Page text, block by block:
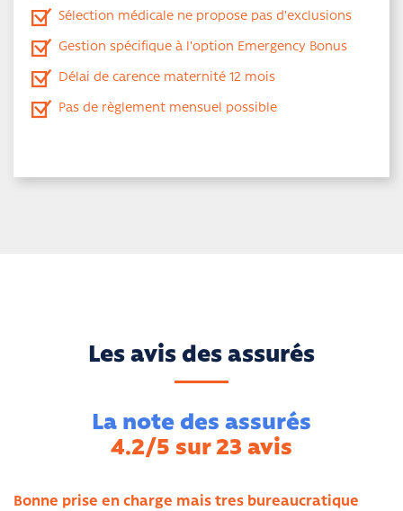
Sélection médicale ne propose pas d'exclusions
Gestion spécifique à l'option Emergency Bonus
Délai de carence maternité 12 mois
Pas de règlement mensuel possible
Les avis des assurés
La note des assurés
4.2/5 sur 23 avis
Bonne prise en charge mais tres bureaucratique